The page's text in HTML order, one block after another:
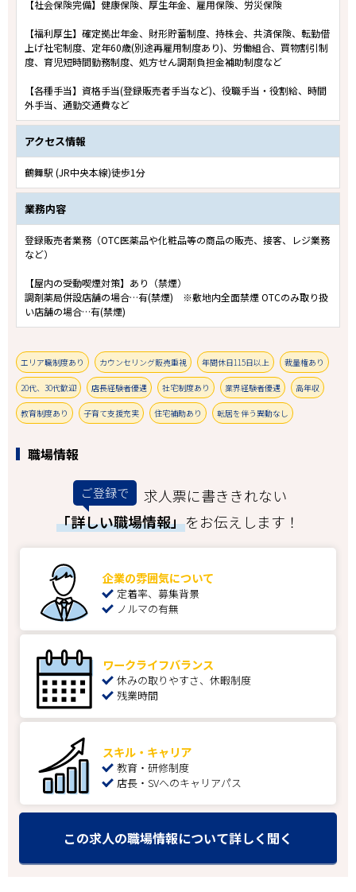
【社会保険完備】健康保険、厚生年金、雇用保険、労災保険
【福利厚生】確定拠出年金、財形貯蓄制度、持株会、共済保険、転勤借
上げ社宅制度、定年60歳(別途再雇用制度あり)、労働組合、買物割引制
度、育児短時間勤務制度、処方せん調剤負担金補助制度など
【各種手当】資格手当(登録販売者手当など)、役職手当・役割給、時間
外手当、通勤交通費など
アクセス情報
鶴舞駅 (JR中央本線)徒歩1分
業務内容
登録販売者業務（OTC医薬品や化粧品等の商品の販売、接客、レジ業務
など）
【屋内の受動喫煙対策】あり（禁煙）
調剤薬局併設店舗の場合…有(禁煙) ※敷地内全面禁煙 OTCのみ取り扱
い店舗の場合…有(禁煙)
エリア職制度あり カウンセリング販売重視 年間休日115日以上 裁量権あり
20代、30代歓迎 店長経験者優遇 社宅制度あり 業界経験者優遇 高年収
教育制度あり 子育て支援充実 住宅補助あり 転居を伴う異動なし
職場情報
ご登録で
求人票に書ききれない
「詳しい職場情報」をお伝えします！
企業の雰囲気について
定着率、募集背景
ノルマの有無
ワークライフバランス
休みの取りやすさ、休暇制度
残業時間
スキル・キャリア
教育・研修制度
店長・SVへのキャリアパス
この求人の職場情報について詳しく聞く